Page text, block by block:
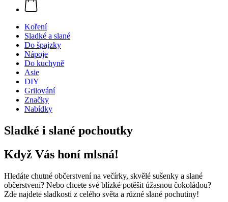
Koření
Sladké a slané
Do špajzky
Nápoje
Do kuchyně
Asie
DIY
Grilování
Značky
Nabídky
Sladké i slané pochoutky
Když Vás honí mlsná!
Hledáte chutné občerstvení na večírky, skvělé sušenky a slané
občerstvení? Nebo chcete své blízké potěšit úžasnou čokoládou?
Zde najdete sladkosti z celého světa a různé slané pochutiny!